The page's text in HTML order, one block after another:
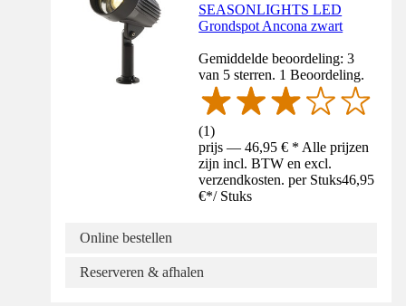
SEASONLIGHTS LED
Grondspot Ancona zwart
Gemiddelde beoordeling: 3
van 5 sterren. 1 Beoordeling.
(1)
prijs — 46,95 € * Alle prijzen
zijn incl. BTW en excl.
verzendkosten. per Stuks46,95
€*/ Stuks
Online bestellen
Reserveren & afhalen